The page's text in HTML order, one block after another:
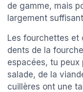
de gamme, mais
largement
Les fourchettes et
dents de la
espacées, tu peux
salade, de la
cuillères ont une